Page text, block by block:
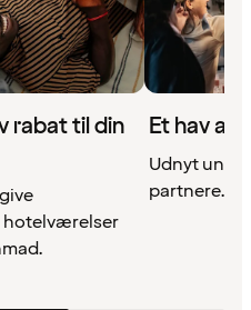
rabat til din
hotelværelser
Et hav af
Udnyt
partnere.